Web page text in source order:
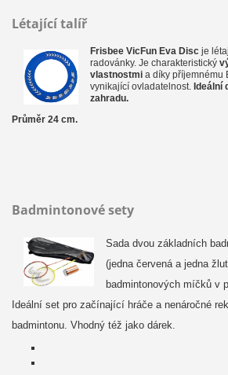
Létající talíř
Frisbee VicFun Eva Disc je
radovánky. Je charakteristický
vlastnostmi a díky příjemnému
vynikající ovladatelnost. Ideální
zahradu.
Průměr 24 cm.
Badmintonové sety
Sada dvou základních
(jedna červená a jedna
badmintonových míčků v
Ideální set pro začínající hráče a nenáročné
badmintonu. Vhodný též jako dárek.